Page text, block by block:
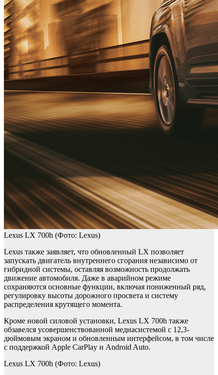
Lexus LX 700h (Фото: Lexus)
Lexus также заявляет, что обновленный LX позволяет
запускать двигатель внутреннего сгорания независимо от
гибридной системы, оставляя возможность продолжать
движение автомобиля. Даже в аварийном режиме
сохраняются основные функции, включая пониженный ряд,
регулировку высоты дорожного просвета и систему
распределения крутящего момента.
Кроме новой силовой установки, Lexus LX 700h также
обзавелся усовершенствованной медиасистемой с 12,3-
дюймовым экраном и обновленным интерфейсом, в том числе
с поддержкой Apple CarPlay и Android Auto.
Lexus LX 700h (Фото: Lexus)